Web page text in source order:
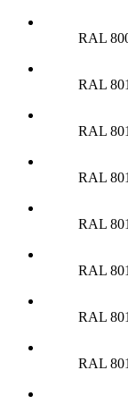
RAL
RAL
RAL
RAL
RAL
RAL
RAL
RAL